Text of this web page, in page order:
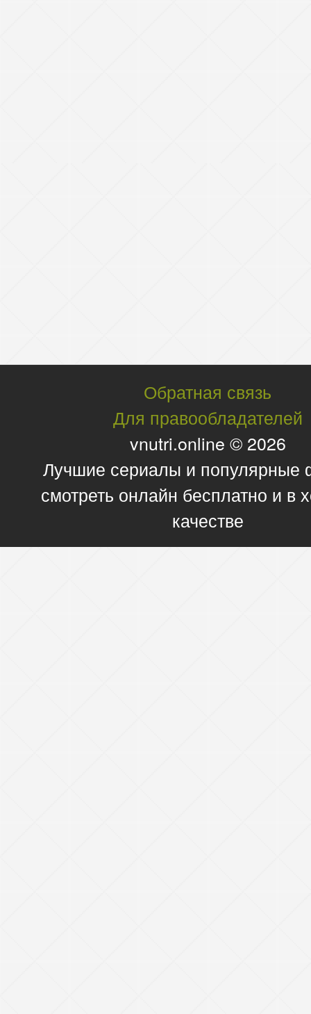
Обратная связь
Для правообладателей
vnutri.online © 2026
Лучшие сериалы и
смотреть онлайн бесплатно и в
качестве